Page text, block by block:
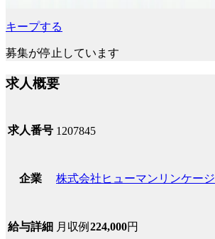
キープする
募集が停止しています
求人概要
求人番号 1207845
企業 株式会社ヒューマンリンケージ
給与詳細 月収例 224,000円